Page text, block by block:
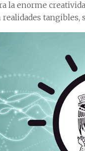
la enorme
tangibles,